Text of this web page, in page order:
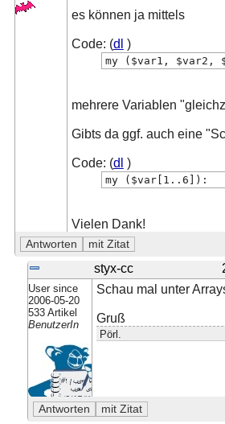
es können ja mittels
Code: (dl )
my ($var1, $var2,
mehrere Variablen
Gibts da ggf. auch eine
Code: (dl )
my ($var[1..6]):
Vielen Dank!
styx-cc
User since
2006-05-20
533 Artikel
BenutzerIn
Schau mal unter
Gruß
Pörl.